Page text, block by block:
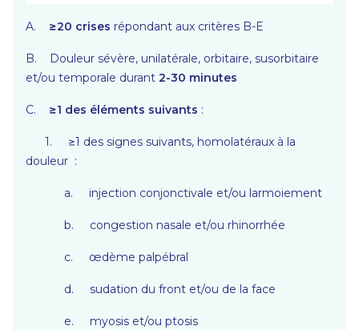
A. ≥20 crises répondant aux critères B-E
B. Douleur sévère, unilatérale, orbitaire, susorbitaire
et/ou temporale durant 2-30 minutes
C. ≥1 des éléments suivants :
1. ≥1 des signes suivants, homolatéraux à la
douleur :
a. injection conjonctivale et/ou larmoiement
b. congestion nasale et/ou rhinorrhée
c. œdème palpébral
d. sudation du front et/ou de la face
e. myosis et/ou ptosis